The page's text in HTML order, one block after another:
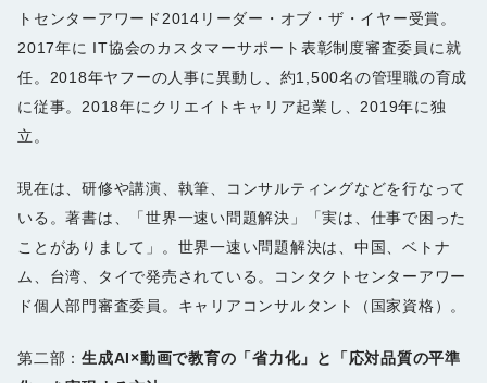
トセンターアワード2014リーダー・オブ・ザ・イヤー受賞。
2017年に IT協会のカスタマーサポート表彰制度審査委員に就
任。2018年ヤフーの人事に異動し、約1,500名の管理職の育成
に従事。2018年にクリエイトキャリア起業し、2019年に独
立。
現在は、研修や講演、執筆、コンサルティングなどを行なって
いる。著書は、「世界一速い問題解決」「実は、仕事で困った
ことがありまして」。世界一速い問題解決は、中国、ベトナ
ム、台湾、タイで発売されている。コンタクトセンターアワー
ド個人部門審査委員。キャリアコンサルタント（国家資格）。
第二部： 生成AI×動画で教育の「省力化」と「応対品質の平準